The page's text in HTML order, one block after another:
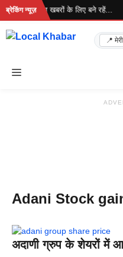
Skip
content
ब्रेकिंग न्यूज़
रहा है... ताज़ा खबरों के लिए बने रहें...
Menu
Adani Stock
अदाणी ग्रुप के शेयरों में